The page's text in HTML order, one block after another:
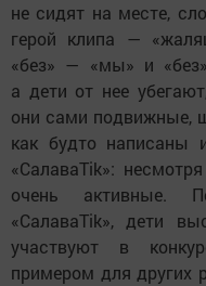
не сидят на месте,
герой клипа —
«без» — «мы» и
а дети от нее
они сами подвижные,
как будто написаны
«СалаваTik»:
очень активные.
«СалаваTik», дети
участвуют в
примером для других